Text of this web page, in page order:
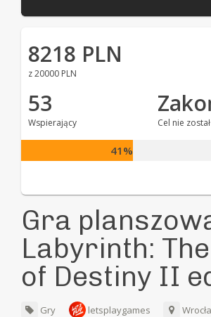
8218 PLN
z 20000 PLN
53
Wspierający Cel nie
41%
Gra
Labyrinth:
of Destiny II
Gry letsplaygames